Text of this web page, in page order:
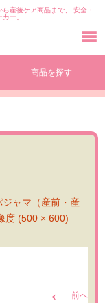
産後ケア商品まで、 安全・
ー。
商品を探す
ャマ（産前・産
度 (500 × 600)
← 前へ